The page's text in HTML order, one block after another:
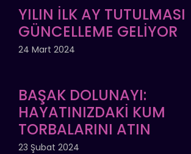
YILIN İLK AY TUTULMASI
GÜNCELLEME GELİYOR
24 Mart 2024
BAŞAK DOLUNAYI:
HAYATINIZDAKİ KUM
TORBALARINI ATIN
23 Şubat 2024